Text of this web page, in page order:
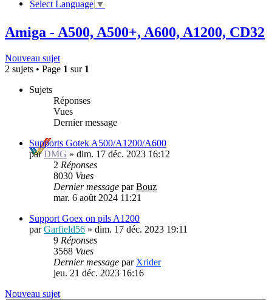
Select Language ▼
Amiga - A500, A500+, A600, A1200, CD32
Nouveau sujet
2 sujets • Page 1 sur 1
Sujets
Réponses
Vues
Dernier message
Supports Gotek A500/A1200/A600
parDMG » dim. 17 déc. 2023 16:12
2 Réponses
8030 Vues
Dernier message parBouz
mar. 6 août 2024 11:21
Support Goex on pils A1200
parGarfield56 » dim. 17 déc. 2023 19:11
9 Réponses
3568 Vues
Dernier message par Xrider
jeu. 21 déc. 2023 16:16
Nouveau sujet